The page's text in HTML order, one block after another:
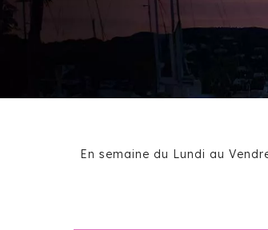
En semaine du Lundi au